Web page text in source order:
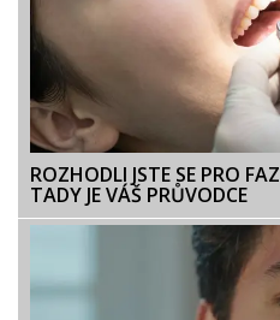
ROZHODLI JSTE SE PRO
TADY JE VÁŠ PRŮVODCE